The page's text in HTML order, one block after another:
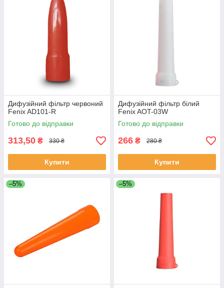
Дифузійний фільтр червоний
Fenix AD101-R
Готово до відправки
313,50 ₴ 330 ₴
Купити
Дифузійний фільтр білий
Fenix AOT-03W
Готово до відправки
266 ₴ 280 ₴
Купити
–5% –5%